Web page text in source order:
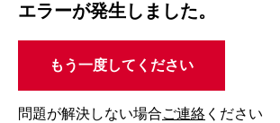
エラーが発生しました。
もう一度してください
問題が解決しない場合ご連絡 ください